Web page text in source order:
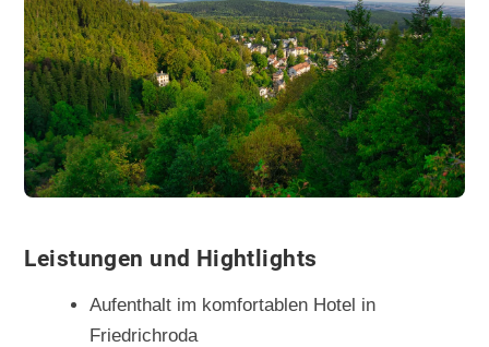
Leistungen und Hightlights
Aufenthalt im komfortablen Hotel in
Friedrichroda